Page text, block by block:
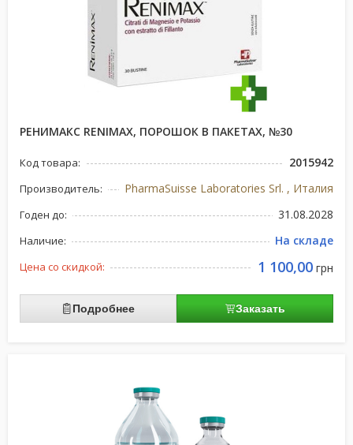
РЕНИМАКС RENIMAX, ПОРОШОК В ПАКЕТАХ, №30
Код товара: 2015942
Производитель: PharmaSuisse Laboratories Srl. , Италия
Годен до: 31.08.2028
Наличие: На складе
Цена со скидкой: 1 100,00 грн
Подробнее Заказать